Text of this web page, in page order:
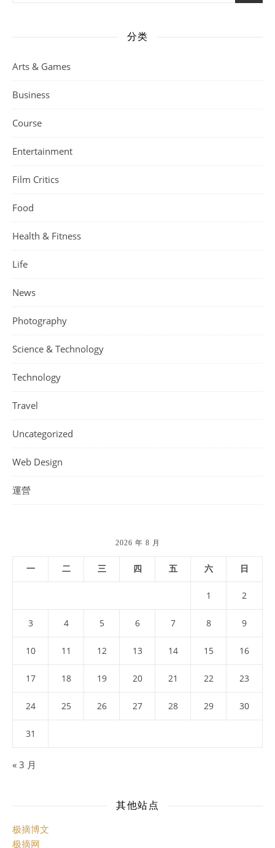
分类
Arts & Games
Business
Course
Entertainment
Film Critics
Food
Health & Fitness
Life
News
Photography
Science & Technology
Technology
Travel
Uncategorized
Web Design
運營
2026 年 8 月
一 二 三 四 五 六 日
1 2
3 4 5 6 7 8 9
10 11 12 13 14 15 16
17 18 19 20 21 22 23
24 25 26 27 28 29 30
31
« 3 月
其他站点
极摘博文
极摘网